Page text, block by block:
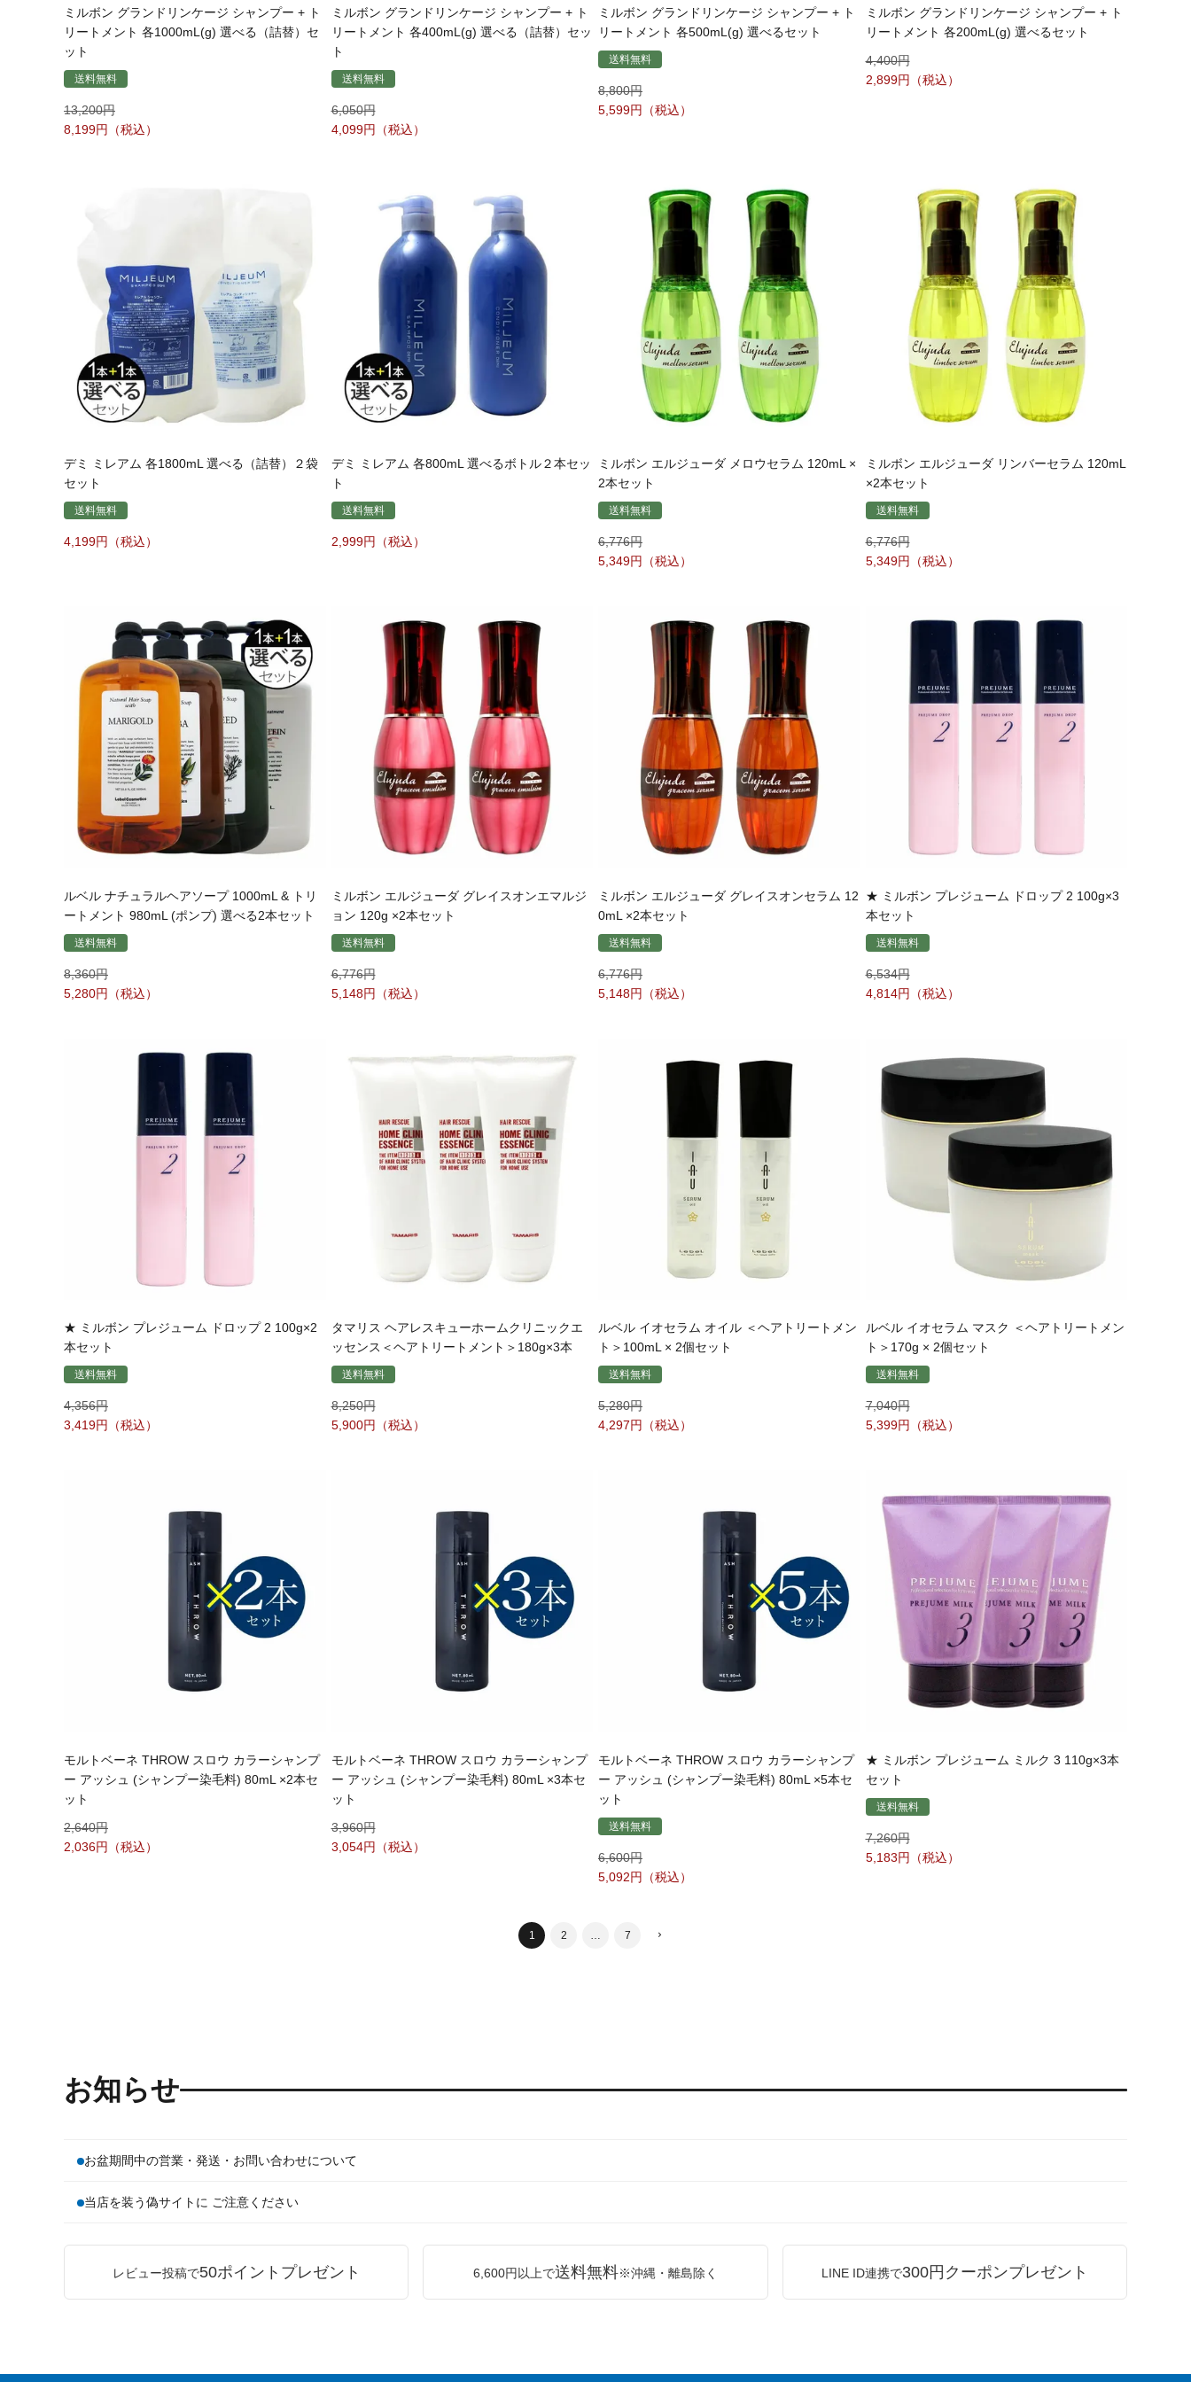
ミルボン グランドリンケージ シャンプー + ト
リートメント 各1000mL(g) 選べる（詰替）セ
ット
送料無料
13,200
8,199
ミルボン グランドリンケージ シャンプー + ト
リートメント 各400mL(g) 選べる（詰替）セッ
ト
送料無料
6,050
4,099
ミルボン グランドリンケージ シャンプー + ト
リートメント 各500mL(g) 選べるセット
送料無料
8,800
5,599
ミルボン グランドリンケージ シャンプー + ト
リートメント 各200mL(g) 選べるセット
4,400
2,899
デミ ミレアム 各1800mL 選べる（詰替）２袋
セット
送料無料
4,199
デミ ミレアム 各800mL 選べるボトル２本セッ
ト
送料無料
2,999
ミルボン エルジューダ メロウセラム 120mL ×
2本セット
送料無料
6,776
5,349
ミルボン エルジューダ リンバーセラム 120mL
×2本セット
送料無料
6,776
5,349
ルベル ナチュラルヘアソープ 1000mL & トリ
ートメント 980mL (ポンプ) 選べる2本セット
送料無料
8,360
5,280
ミルボン エルジューダ グレイスオンエマルジ
ョン 120g ×2本セット
送料無料
6,776
5,148
ミルボン エルジューダ グレイスオンセラム 12
0mL ×2本セット
送料無料
6,776
5,148
★ ミルボン プレジューム ドロップ 2 100g×3
本セット
送料無料
6,534
4,814
★ ミルボン プレジューム ドロップ 2 100g×2
本セット
送料無料
4,356
3,419
タマリス ヘアレスキューホームクリニックエ
ッセンス＜ヘアトリートメント＞180g×3本
送料無料
8,250
5,900
ルベル イオセラム オイル ＜ヘアトリートメン
ト＞100mL × 2個セット
送料無料
5,280
4,297
ルベル イオセラム マスク ＜ヘアトリートメン
ト＞170g × 2個セット
送料無料
7,040
5,399
モルトベーネ THROW スロウ カラーシャンプ
ー アッシュ (シャンプー染毛料) 80mL ×2本セ
ット
2,640
2,036
モルトベーネ THROW スロウ カラーシャンプ
ー アッシュ (シャンプー染毛料) 80mL ×3本セ
ット
3,960
3,054
モルトベーネ THROW スロウ カラーシャンプ
ー アッシュ (シャンプー染毛料) 80mL ×5本セ
ット
送料無料
6,600
5,092
★ ミルボン プレジューム ミルク 3 110g×3本
セット
送料無料
7,260
5,183
1 2 7
お知らせ
お盆期間中の営業・発送・お問い合わせについて
当店を装う偽サイトに ご注意ください
レビュー投稿で50ポイントプレゼント 6,600円以上で送料無料※沖縄・離島除く LINE ID連携で300円クーポンプレゼント